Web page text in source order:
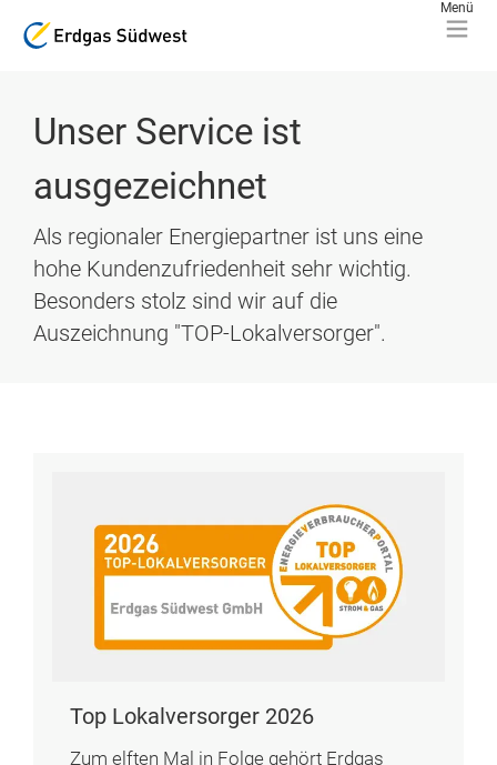
Unser Service ist
ausgezeichnet
Als regionaler Energiepartner ist uns eine
hohe Kundenzufriedenheit sehr wichtig.
Besonders stolz sind wir auf die
Auszeichnung "TOP-Lokalversorger".
Top Lokalversorger 2026
Zum elften Mal in Folge gehört Erdgas